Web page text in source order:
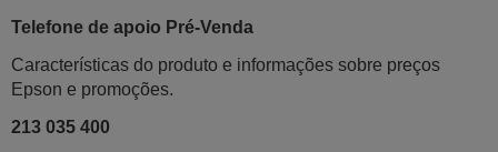
Telefone de apoio Pré-Venda
Características do produto e informações sobre preços
Epson e promoções.
213 035 400